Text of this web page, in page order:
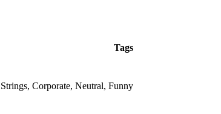
Tags
Strings, Corporate, Neutral, Funny